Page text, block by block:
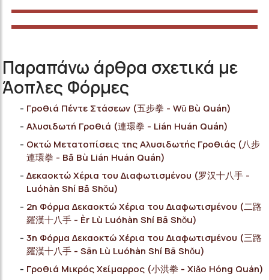
Παραπάνω άρθρα σχετικά με
Άοπλες Φόρμες
Γροθιά Πέντε Στάσεων (五步拳 - Wǔ Bù Quán)
Αλυσιδωτή Γροθιά (連環拳 - Lián Huán Quán)
Οκτώ Μετατοπίσεις της Αλυσιδωτής Γροθιάς (八步
連環拳 - Bā Bù Lián Huán Quán)
Δεκαοκτώ Χέρια του Διαφωτισμένου (罗汉十八手 -
Luóhàn Shí Bā Shǒu)
2η Φόρμα Δεκαοκτώ Χέρια του Διαφωτισμένου (二路
羅漢十八手 - Èr Lù Luóhàn Shí Bā Shǒu)
3η Φόρμα Δεκαοκτώ Χέρια του Διαφωτισμένου (三路
羅漢十八手 - Sān Lù Luóhàn Shí Bā Shǒu)
Γροθιά Μικρός Χείμαρρος (小洪拳 - Xiǎo Hóng Quán)